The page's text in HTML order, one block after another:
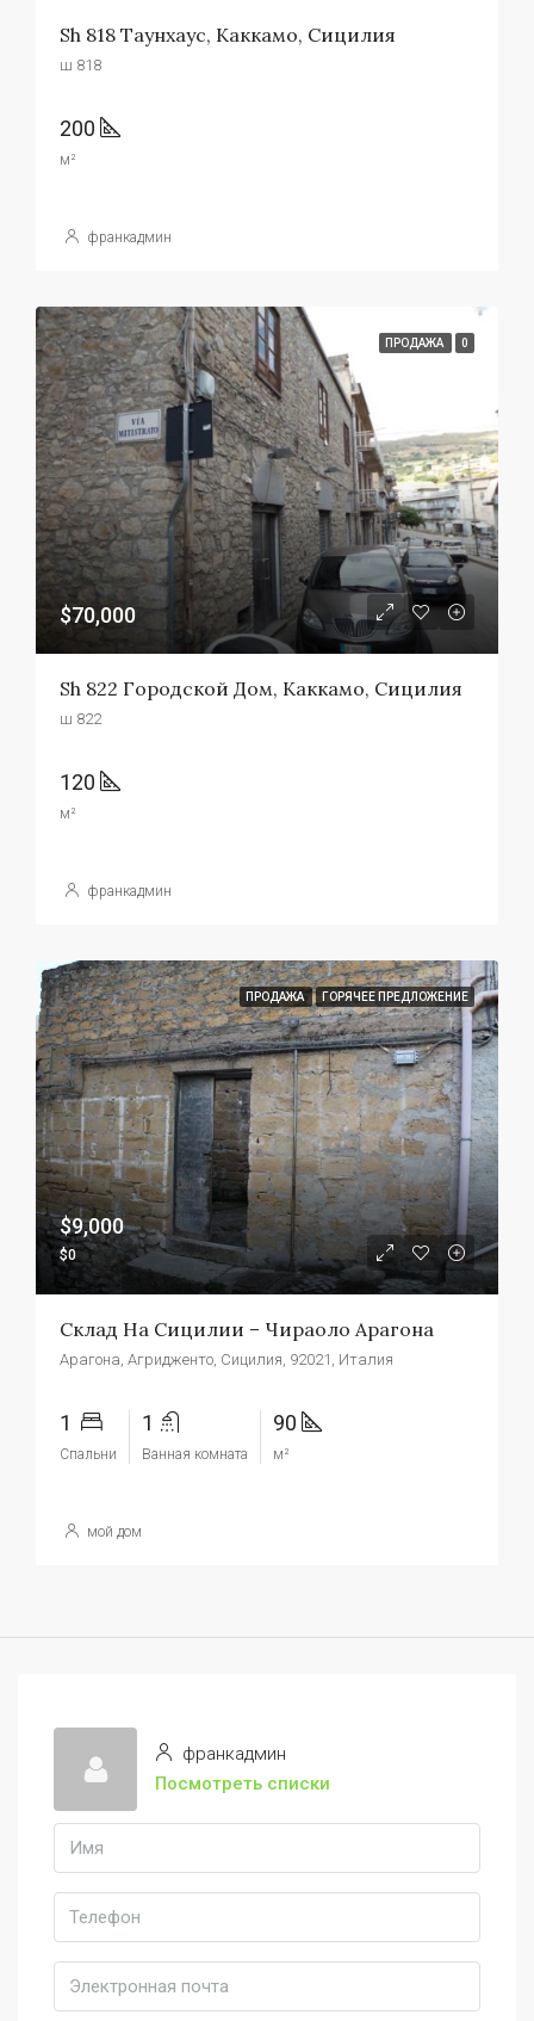
Sh 818 Таунхаус, Каккамо, Сицилия
ш 818
200
м²
франкадмин
ПРОДАЖА 0
$70,000
Sh 822 Городской Дом, Каккамо, Сицилия
ш 822
120
м²
франкадмин
ПРОДАЖА ГОРЯЧЕЕ ПРЕДЛОЖЕНИЕ
$9,000
$0
Склад На Сицилии – Чираоло Арагона
Арагона, Агридженто, Сицилия, 92021, Италия
1
Спальни
1
Ванная комната
90
м²
мой дом
франкадмин
Посмотреть списки